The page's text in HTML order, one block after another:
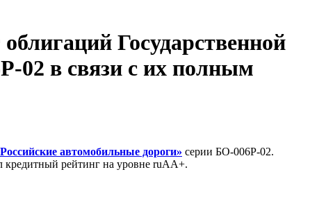
Государственной
02 в связи с их полным
автомобильные дороги» серии БО-006P-02.
кредитный рейтинг на уровне ruАА+.